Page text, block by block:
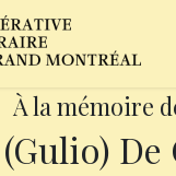
À la mémoire
De